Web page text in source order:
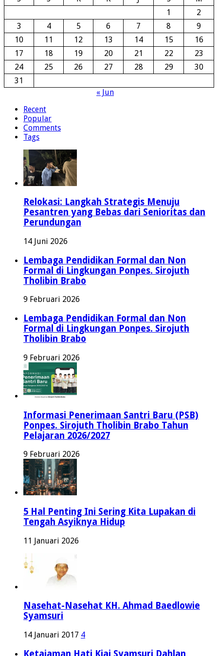
1
2
3
4 5 6 7 8
9
10
11 12 13 14 15
16
17
18 19 20 21 22
23
24
25 26 27 28 29
30
31
« Jun
Recent
Popular
Comments
Tags
Relokasi: Langkah Strategis Menuju
Pesantren yang Bebas dari Senioritas dan
Perundungan
14 Juni 2026
Lembaga Pendidikan Formal dan Non
Formal di Lingkungan Ponpes. Sirojuth
Tholibin Brabo
9 Februari 2026
Lembaga Pendidikan Formal dan Non
Formal di Lingkungan Ponpes. Sirojuth
Tholibin Brabo
9 Februari 2026
Informasi Penerimaan Santri Baru (PSB)
Ponpes. Sirojuth Tholibin Brabo Tahun
Pelajaran 2026/2027
9 Februari 2026
5 Hal Penting Ini Sering Kita Lupakan di
Tengah Asyiknya Hidup
11 Januari 2026
Nasehat-Nasehat KH. Ahmad Baedlowie
Syamsuri
14 Januari 2017 4
Ketajaman Hati Kiai Syamsuri Dahlan